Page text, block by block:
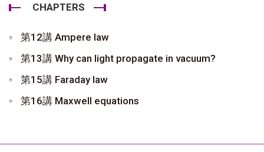
CHAPTERS
第12講 Ampere law
第13講 Why can light propagate in vacuum?
第15講 Faraday law
第16講 Maxwell equations